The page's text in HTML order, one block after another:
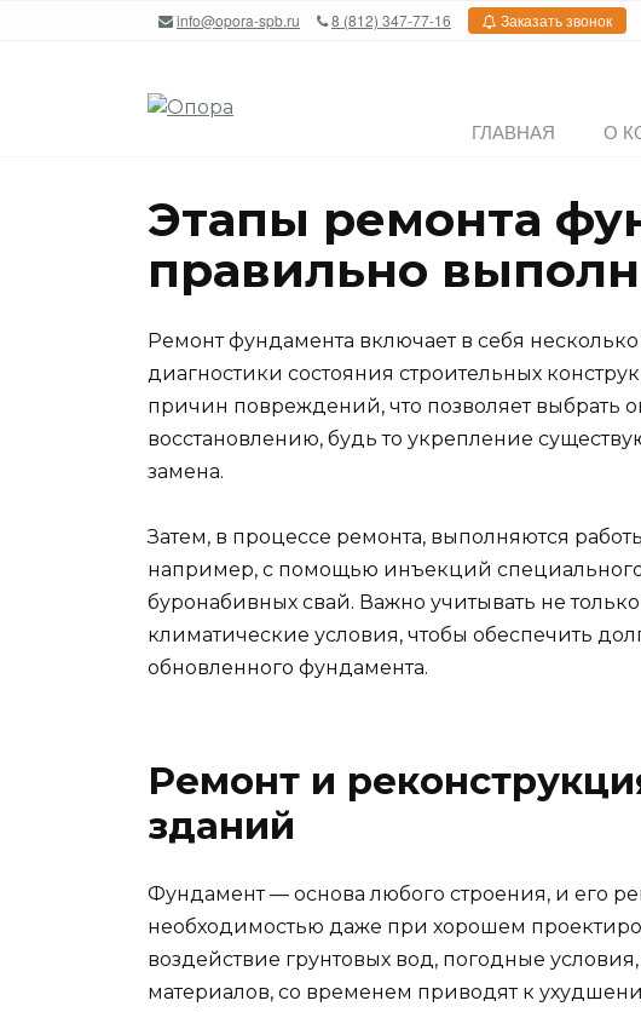
info@opora-spb.ru 8 (812) 347-77-16 Заказать звонок
ГЛАВНАЯ О
Этапы ремонта
правильно
Ремонт фундамента включает в себя
диагностики состояния строительных
причин повреждений, что позволяет выбрать
восстановлению, будь то укрепление
замена.
Затем, в процессе ремонта, выполняются
например, с помощью инъекций специального
буронабивных свай. Важно учитывать не
климатические условия, чтобы обеспечить
обновленного фундамента.
Ремонт и
зданий
Фундамент — основа любого строения, и его
необходимостью даже при хорошем
воздействие грунтовых вод, погодные
материалов, со временем приводят к